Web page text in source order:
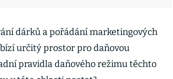
dárků a pořádání marketingových
určitý prostor pro daňovou
pravidla daňového režimu těchto